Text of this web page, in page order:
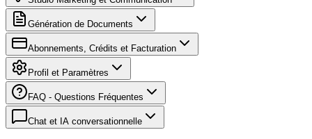
Génération de Documents
Abonnements, Crédits et Facturation
Profil et Paramètres
FAQ - Questions Fréquentes
Chat et IA conversationnelle